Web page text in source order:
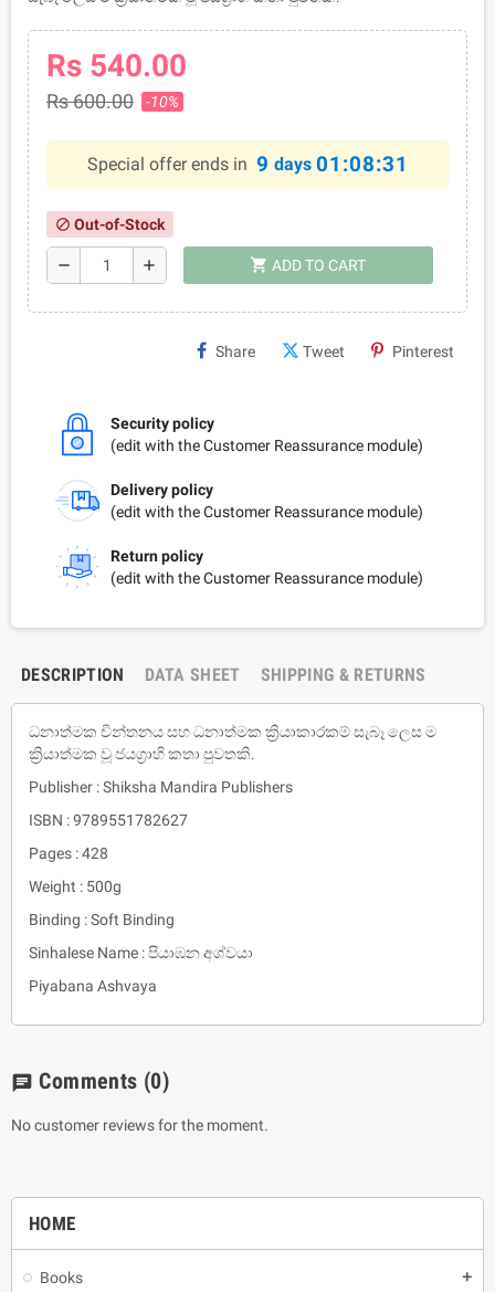
HOME
Books add
Rs 540.00
Rs 600.00 -10%
Special offer ends in 9 days 01:08:31
block Out-of-Stock
remove add shopping_cart ADD TO CART
Share Tweet Pinterest
Security policy
(edit with the Customer Reassurance module)
Delivery policy
(edit with the Customer Reassurance module)
Return policy
(edit with the Customer Reassurance module)
DESCRIPTION DATA SHEET SHIPPING & RETURNS
ධනාත්මක චින්තනය සහ ධනාත්මක ක්‍රියාකාරකම් සැබෑ ලෙස ම
ක්‍රියාත්මක වූ ජයග්‍රාහි කතා පුවතකි.
Publisher : Shiksha Mandira Publishers
ISBN : 9789551782627
Pages : 428
Weight : 500g
Binding : Soft Binding
Sinhalese Name : පියාඹන අශ්වයා
Piyabana Ashvaya
chat Comments (0)
No customer reviews for the moment.